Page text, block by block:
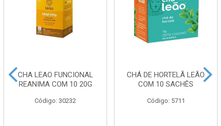
CHA LEAO FUNCIONAL
REANIMA COM 10 20G
Código: 30232
CHÁ DE HORTELÃ LEÃO
COM 10 SACHÊS
Código: 5711